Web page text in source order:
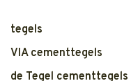
tegels
VIA cementtegels
de Tegel cementtegels